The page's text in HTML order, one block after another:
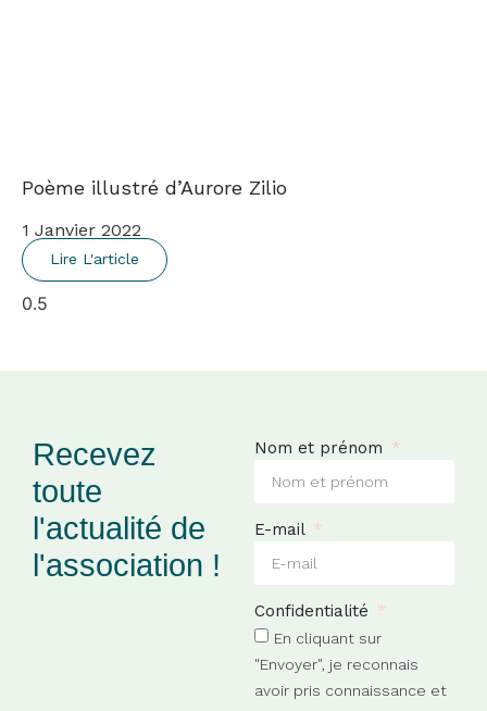
Poème illustré d’Aurore Zilio
1 Janvier 2022
Lire L'article
Recevez
toute
l'actualité de
l'association !
Nom et prénom
E-mail
Confidentialité
En cliquant sur
"Envoyer", je reconnais
avoir pris connaissance et